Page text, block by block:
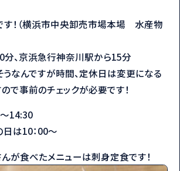
す！（横浜市中央卸売市場本場 水産物
、京浜急行神奈川駅から15分
なんですが時間、定休日は変更になる
で事前のチェックが必要です！
14:30
は10：00～
が食べたメニューは刺身定食です！